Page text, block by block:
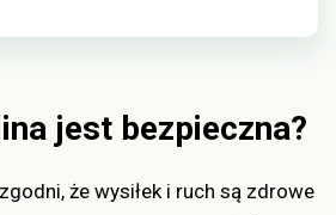
jest bezpieczna?
że wysiłek i ruch są zdrowe